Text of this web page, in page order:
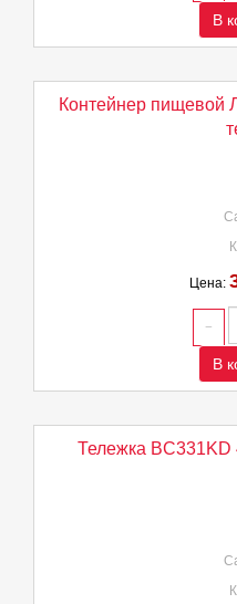
В
Контейнер пищевой
Цена:
В
Тележка